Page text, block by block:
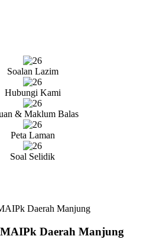
Soalan Lazim
Hubungi Kami
& Maklum Balas
Peta Laman
Soal Selidik
Daerah Manjung
Daerah Manjung